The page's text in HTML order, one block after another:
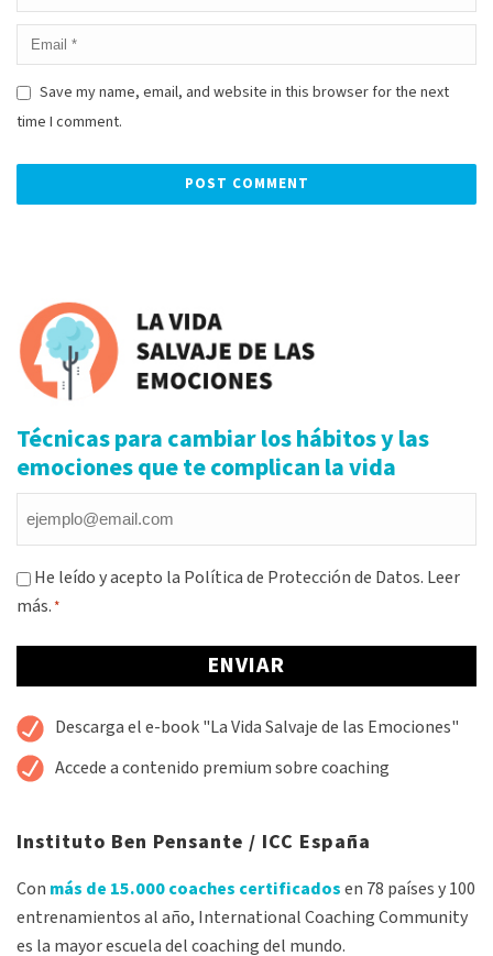
Save my name, email, and website in this browser for the next
time I comment.
Técnicas para cambiar los hábitos y las
emociones que te complican la vida
Consentimiento
*
He leído y acepto la Política de Protección de Datos. Leer
más.*
Alternative:
Descarga el e-book "La Vida Salvaje de las Emociones"
Accede a contenido premium sobre coaching
Instituto Ben Pensante / ICC España
Con más de 15.000 coaches certificadosen 78 países y 100
entrenamientos al año, International Coaching Community
es la mayor escuela del coaching del mundo.